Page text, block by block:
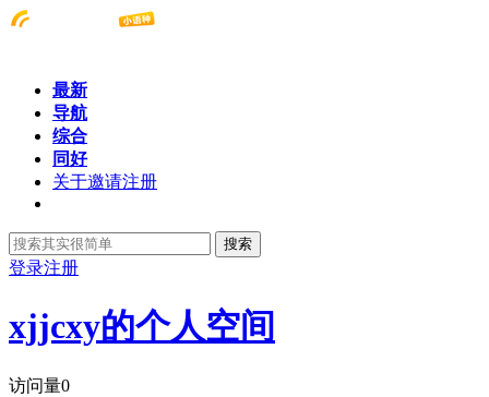
最新
导航
综合
同好
关于邀请注册
搜索
登录注册
xjjcxy的个人空间
访问量0